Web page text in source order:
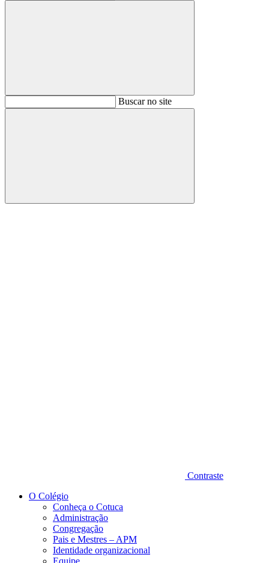
BuscarBuscar no site
Buscar
Contraste
O Colégio
Conheça o Cotuca
Administração
Congregação
Pais e Mestres – APM
Identidade organizacional
Equipe